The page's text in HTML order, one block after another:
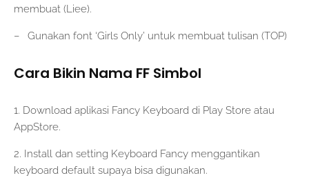
membuat (Liee).
– Gunakan font ‘Girls Only’ untuk membuat tulisan (TOP)
Cara Bikin Nama FF Simbol
1. Download aplikasi Fancy Keyboard di Play Store atau
AppStore.
2. Install dan setting Keyboard Fancy menggantikan
keyboard default supaya bisa digunakan.